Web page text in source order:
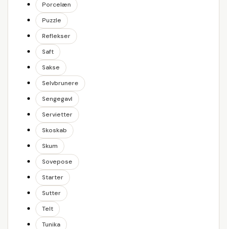
Porcelæn
Puzzle
Reflekser
Saft
Sakse
Selvbrunere
Sengegavl
Servietter
Skoskab
Skum
Sovepose
Starter
Sutter
Telt
Tunika